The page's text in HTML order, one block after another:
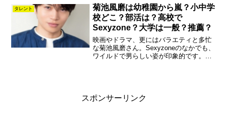
ょうか？病気という噂もありますが、な
んの病気なのでしょうか？...
タレント
菊池風磨は幼稚園から嵐？小中学
校どこ？部活は？高校で
Sexyzone？大学は一般？推薦？
映画やドラマ、更にはバラエティと多忙
な菊池風磨さん。Sexyzoneのなかでも、
ワイルドで男らしい姿が印象的です。学
スポンサーリンク